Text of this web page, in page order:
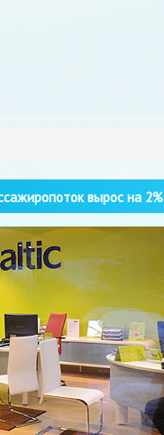
вырос на 2%